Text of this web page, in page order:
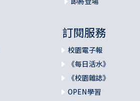
訂閱服務
校園電子報
《每日活水》
《校園雜誌》
OPEN學習